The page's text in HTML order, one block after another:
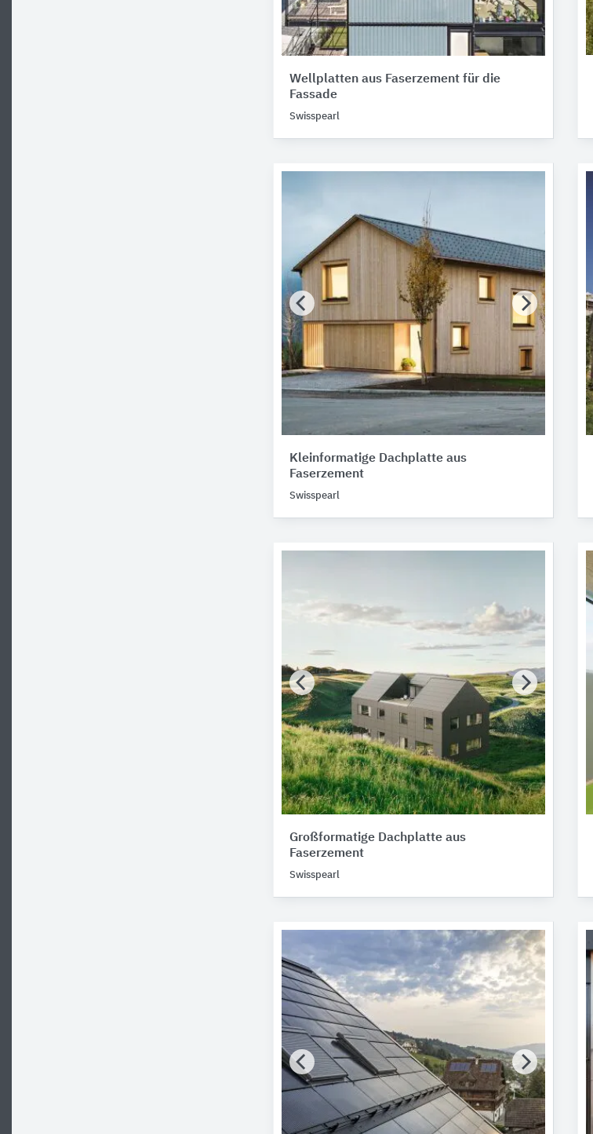
Wellplatten aus Faserzement für die
Fassade
Swisspearl
Kleinformatige Dachplatte aus
Faserzement
Swisspearl
Großformatige Dachplatte aus
Faserzement
Swisspearl